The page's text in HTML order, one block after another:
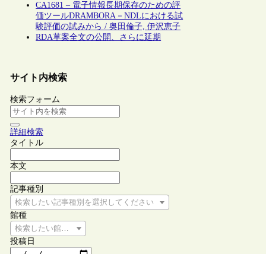
CA1681 – 電子情報長期保存のための評
価ツールDRAMBORA－NDLにおける試
験評価の試みから / 奥田倫子, 伊沢恵子
RDA草案全文の公開、さらに延期
サイト内検索
検索フォーム
詳細検索
タイトル
本文
記事種別
検索したい記事種別を選択してください
館種
検索したい館種を選択してください
投稿日